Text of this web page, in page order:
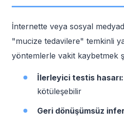
İnternette veya sosyal
"mucize tedavilere" temkinli
yöntemlerle vakit kaybetmek
İlerleyici testis hasarı:
kötüleşebilir
Geri dönüşümsüz